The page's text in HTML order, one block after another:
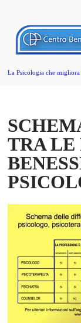
La Psicologia che
TRA LE